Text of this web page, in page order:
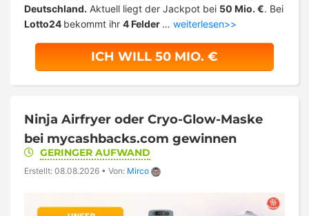
Deutschland. Aktuell liegt der Jackpot bei 50 Mio. €. Bei
Lotto24 bekommt ihr 4 Felder … weiterlesen>>
ICH WILL 50 MIO. €
Ninja Airfryer oder Cryo-Glow-Maske
bei mycashbacks.com gewinnen
GERINGER AUFWAND
Erstellt: 08.08.2026 • Von: Mirco